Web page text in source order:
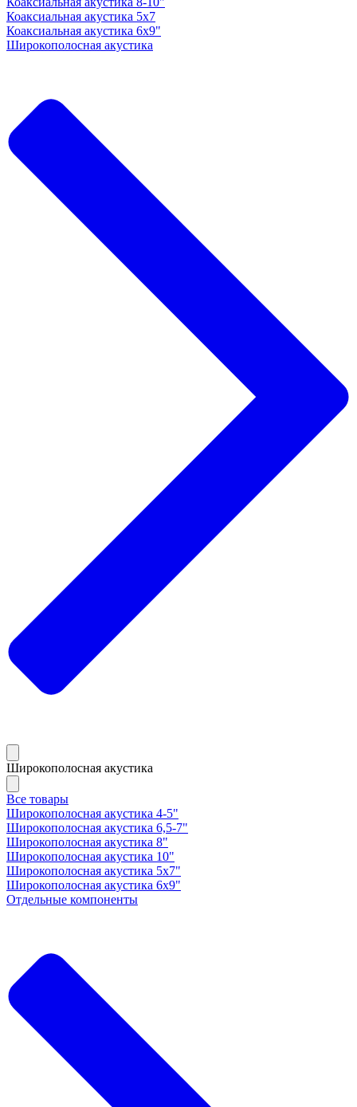
Коаксиальная акустика 5x7
Коаксиальная акустика 6х9"
Широкополосная акустика
Широкополосная акустика
Все товары
Широкополосная акустика 4-5"
Широкополосная акустика 6,5-7"
Широкополосная акустика 8"
Широкополосная акустика 10"
Широкополосная акустика 5х7"
Широкополосная акустика 6х9"
Отдельные компоненты